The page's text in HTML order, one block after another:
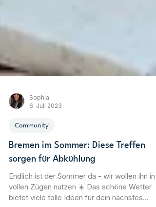
Sophia
6. Juli 2023
Bremen im Sommer: Diese Treffen
sorgen für Abkühlung